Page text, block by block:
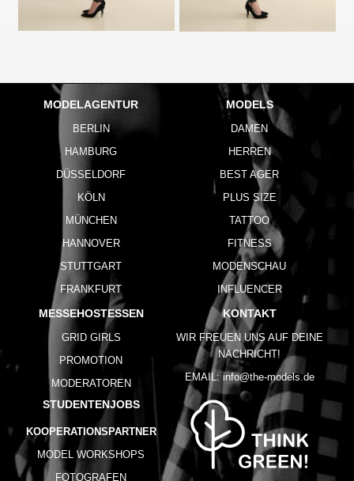
MODELAGENTUR
BERLIN
HAMBURG
DÜSSELDORF
KÖLN
MÜNCHEN
HANNOVER
STUTTGART
FRANKFURT
MODELS
DAMEN
HERREN
BEST AGER
PLUS SIZE
TATTOO
FITNESS
MODENSCHAU
INFLUENCER
MESSEHOSTESSEN
GRID GIRLS
PROMOTION
MODERATOREN
STUDENTENJOBS
KOOPERATIONSPARTNER
MODEL WORKSHOPS
FOTOGRAFEN
KONTAKT
WIR FREUEN UNS AUF DEINE
NACHRICHT!
EMAIL: info@the-models.de